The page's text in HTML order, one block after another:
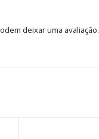
deixar uma avaliação.